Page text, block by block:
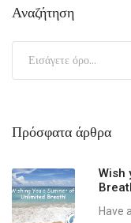
Αναζήτηση
Πρόσφατα άρθρα
Wish
Have